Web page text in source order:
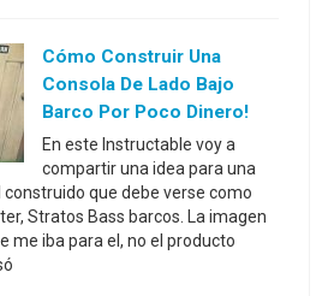
Cómo Construir Una
Consola De Lado Bajo
Barco Por Poco Dinero!
En este Instructable voy a
compartir una idea para una
que debe verse como
Stratos Bass barcos. La imagen
me iba para el, no el producto